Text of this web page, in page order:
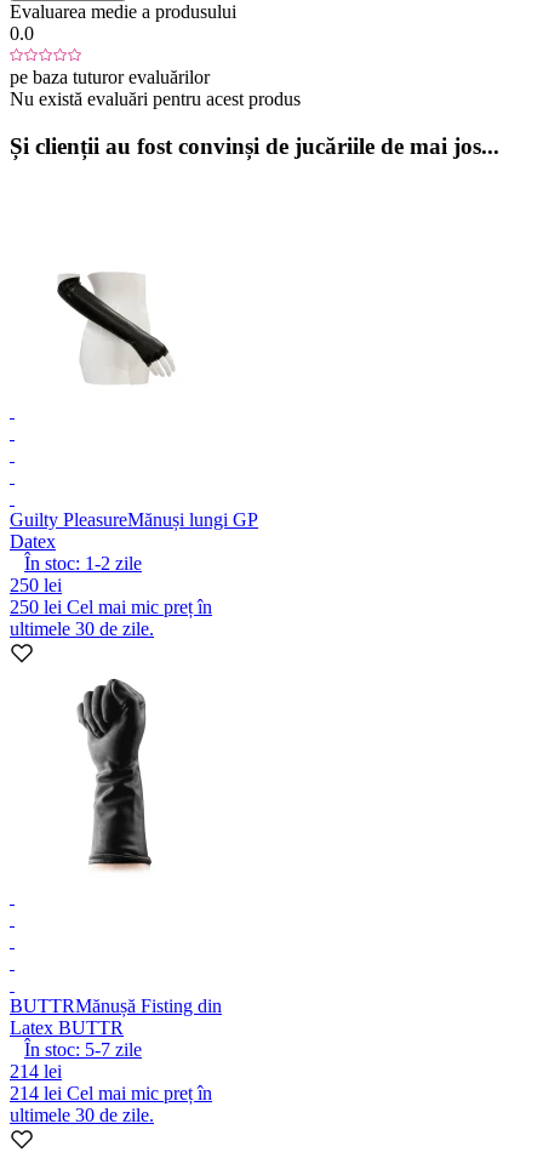
Evaluarea medie a produsului
0.0
pe baza tuturor evaluărilor
Nu există evaluări pentru acest produs
Și clienții au fost convinși de jucăriile de mai jos...
Guilty PleasureMănuși lungi GP
Datex
În stoc: 1-2 zile
250 lei
250 lei Cel mai mic preț în
ultimele 30 de zile.
BUTTRMănușă Fisting din
Latex BUTTR
În stoc: 5-7 zile
214 lei
214 lei Cel mai mic preț în
ultimele 30 de zile.